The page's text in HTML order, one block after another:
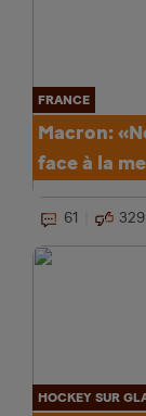
FRANCE
Macron:
face à la
61 329
HOCKEY SUR